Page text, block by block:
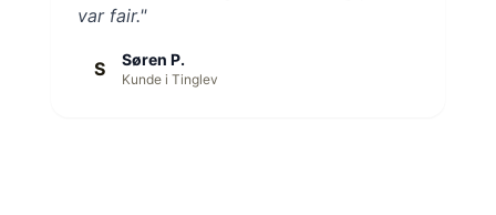
var fair."
S Søren P.
Kunde i Tinglev